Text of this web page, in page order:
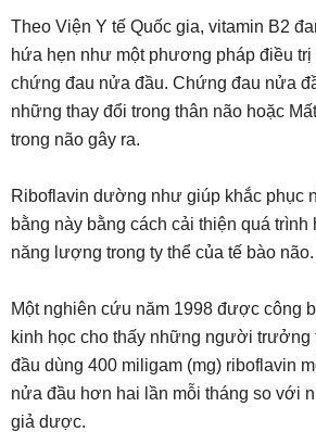
Theo Viện Y tế Quốc gia, vitamin B2
hứa hẹn như một phương pháp điều trị
chứng đau nửa đầu. Chứng đau nửa
những thay đổi trong thân não hoặc
trong não gây ra.
Riboflavin dường như giúp khắc phục
bằng này bằng cách cải thiện quá trình
năng lượng trong ty thể của tế bào não.
Một nghiên cứu năm 1998 được công
kinh học cho thấy những người trưởng
đầu dùng 400 miligam (mg) riboflavin
nửa đầu hơn hai lần mỗi tháng so với
giả dược.